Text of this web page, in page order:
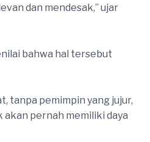
dan mendesak,” ujar
bahwa hal tersebut
tanpa pemimpin yang jujur,
pernah memiliki daya